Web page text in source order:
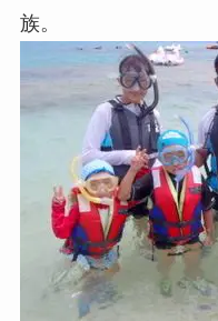
族。